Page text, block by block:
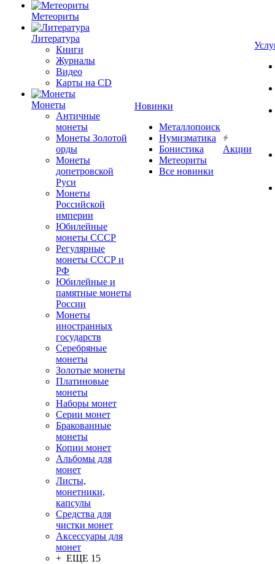
Метеориты
Литература
Книги
Журналы
Видео
Карты на CD
Монеты
Античные
монеты
Монеты Золотой
орды
Монеты
допетровской
Руси
Монеты
Российской
империи
Юбилейные
монеты СССР
Регулярные
монеты СССР и
РФ
Юбилейные и
памятные монеты
России
Монеты
иностранных
государств
Серебряные
монеты
Золотые монеты
Платиновые
монеты
Наборы монет
Серии монет
Бракованные
монеты
Копии монет
Альбомы для
монет
Листы,
монетники,
капсулы
Средства для
чистки монет
Аксессуары для
монет
+ ЕЩЕ 15
Новинки
Металлопоиск
Нумизматика
Бонистика
Метеориты
Все новинки
Акции